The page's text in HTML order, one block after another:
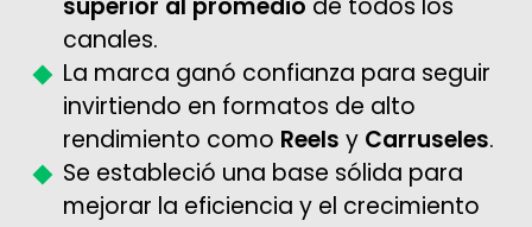
superior al promedio de todos los
canales.
La marca ganó confianza para seguir
invirtiendo en formatos de alto
rendimiento como Reels y Carruseles.
Se estableció una base sólida para
mejorar la eficiencia y el crecimiento